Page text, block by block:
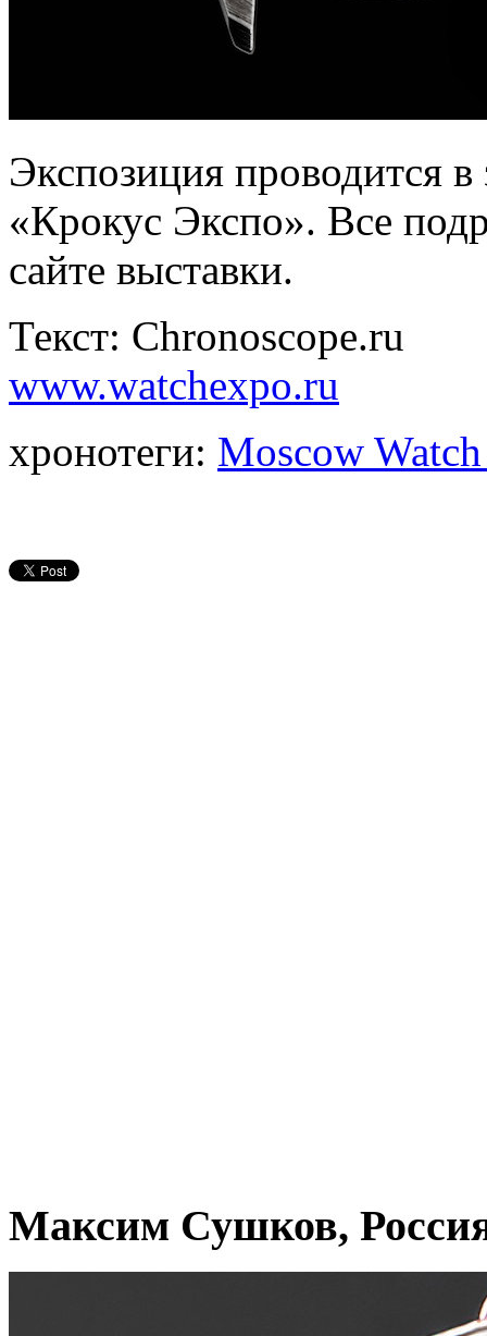
Экспозиция проводится
«Крокус Экспо». Все
сайте выставки.
Текст: Chronoscope.ru
www.watchexpo.ru
хронотеги: Moscow
Максим Сушков,